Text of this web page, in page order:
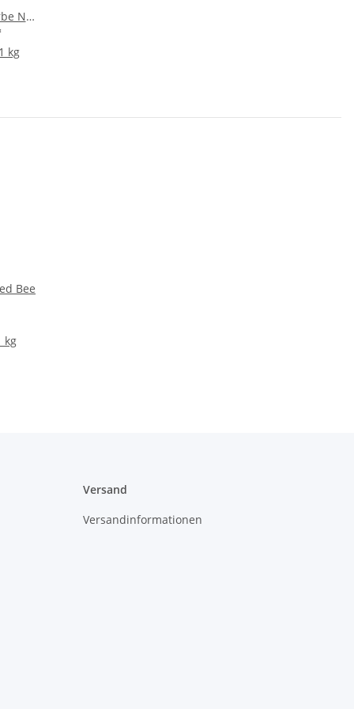
Nr.
kg
Bee
kg
Versand
Versandinformationen